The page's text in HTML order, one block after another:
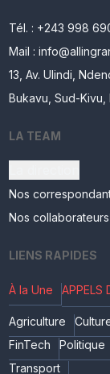
Tél. : +243 998
Mail :
13, Av. Ulindi,
Bukavu, Sud-Kivu,
LA TEAM
Nos
Nos collaborateurs
LIENS RAPIDES
À la Une APPELS
Agriculture
FinTech
Politique
Transport